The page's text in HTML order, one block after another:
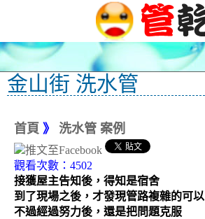
金山街 洗水管
首頁 》 洗水管 案例
觀看次數：4502
接獲屋主告知後，得知是宿舍
到了現場之後，才發現管路複雜的可以
不過經過努力後，還是把問題克服